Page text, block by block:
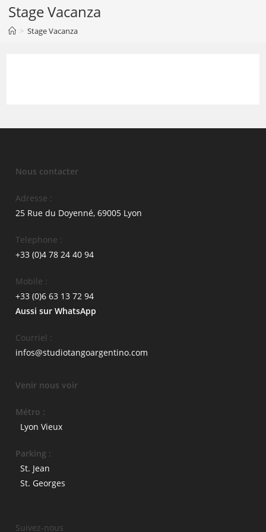
Skip
content
Stage Vacanza
> Stage Vacanza
Nous contacter
Adresse :
25 Rue du Doyenné, 69005 Lyon
Telephone :
+33 (0)4 78 24 40 94
Mobile :
+33 (0)6 63 13 72 94
Aussi sur WhatsApp
Courriel :
infos@studiotangoargentino.com
Venir nous voir
Métro :
Lyon Vieux
Parking :
St. Jean
St. Georges
Suivez-nous